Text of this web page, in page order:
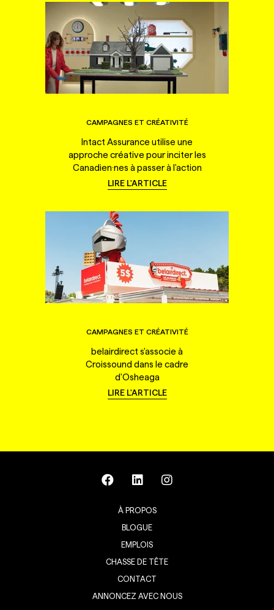
CAMPAGNES ET CRÉATIVITÉ
Intact Assurance utilise une
approche créative pour inciter les
Canadien·nes à passer à l'action
LIRE L'ARTICLE
CAMPAGNES ET CRÉATIVITÉ
belairdirect s'associe à
Croissound dans le cadre
d'Osheaga
LIRE L'ARTICLE
À PROPOS
BLOGUE
EMPLOIS
CHASSE DE TÊTE
CONTACT
ANNONCEZ AVEC NOUS